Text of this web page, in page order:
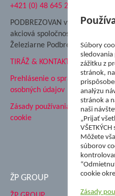
+421 (0) 48 645 2711
PODBREZOVAN vydáva
akciová spoločnosť
Železiarne Podbrezová
TIRÁŽ & KONTAKT
Prehlásenie o spracovaní
osobných údajov
Zásady používania súborov
cookie
ŽP GROUP
Súbory
sledovania
zážitku z
stránok,
analýzu
stránok a
naši
„Prijať
Môžete
súborov
cookie
Zásady